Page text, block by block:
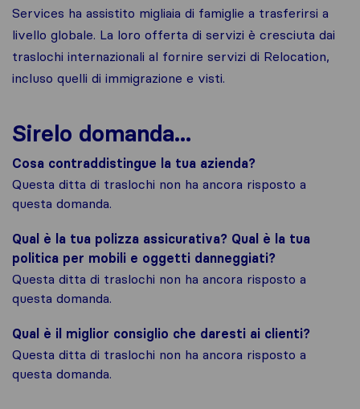
Services ha assistito migliaia di famiglie a trasferirsi a
livello globale. La loro offerta di servizi è cresciuta dai
traslochi internazionali al fornire servizi di Relocation,
incluso quelli di immigrazione e visti.
Sirelo domanda...
Cosa contraddistingue la tua azienda?
Questa ditta di traslochi non ha ancora risposto a
questa domanda.
Qual è la tua polizza assicurativa? Qual è la tua
politica per mobili e oggetti danneggiati?
Questa ditta di traslochi non ha ancora risposto a
questa domanda.
Qual è il miglior consiglio che daresti ai clienti?
Questa ditta di traslochi non ha ancora risposto a
questa domanda.